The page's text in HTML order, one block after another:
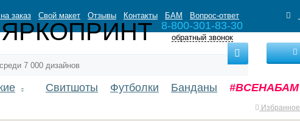
заказ Свой макет Отзывы Контакты БАМ Вопрос-ответ
8-800-301-83-30
обратный звонок
Свитшоты Футболки Банданы #ВСЕНАБАМ
Избранное